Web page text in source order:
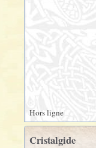
Hors ligne
Cristalgide